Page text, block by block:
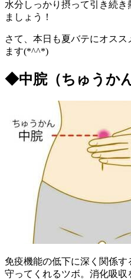
水分しっかり摂って引き続き
ましょう！
さて、本日も夏バテにオスス
ます(*^^*)
◆中脘（ちゅうか
免疫機能の低下に深く関係す
守ってくれるツボ。消化吸収